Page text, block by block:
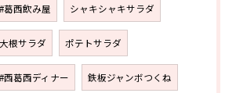
#葛西飲み屋 シャキシャキサラダ
大根サラダ ポテトサラダ
#西葛西ディナー 鉄板ジャンボつくね